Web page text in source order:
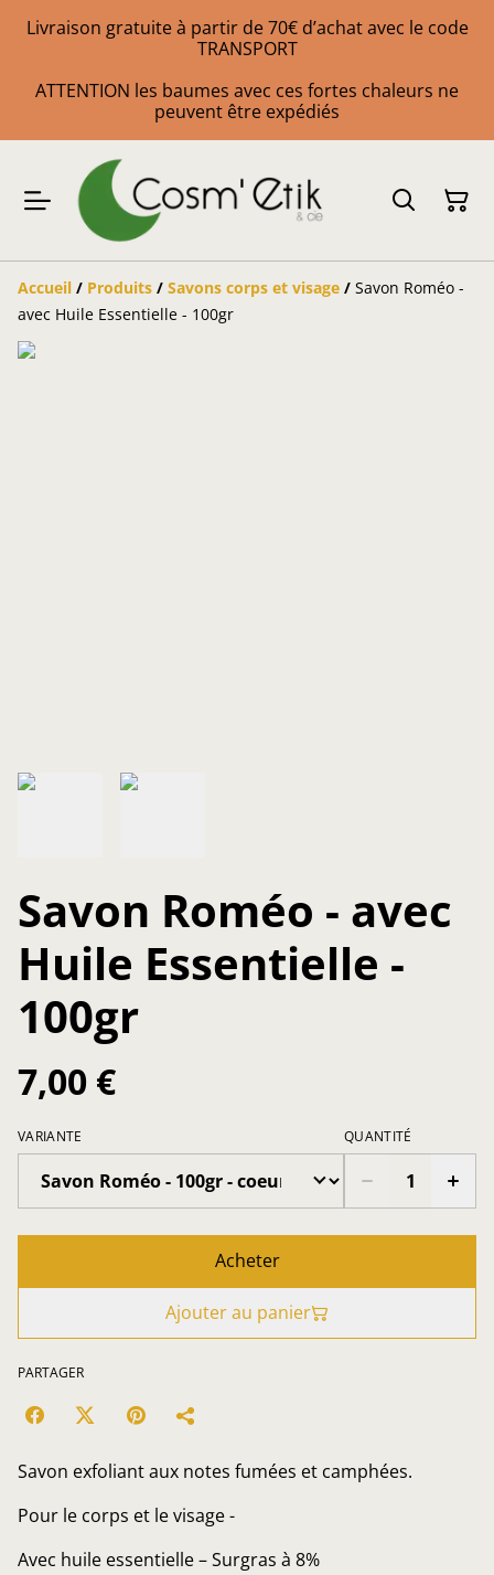
Livraison gratuite à partir de 70€ d’achat avec le code
TRANSPORT
ATTENTION les baumes avec ces fortes chaleurs ne
peuvent être expédiés
Accueil / Produits / Savons corps et visage / Savon Roméo -
avec Huile Essentielle - 100gr
Savon Roméo - avec
Huile Essentielle -
100gr
7,00 €
VARIANTE QUANTITÉ
Acheter
Ajouter au panier
PARTAGER
Savon exfoliant aux notes fumées et camphées.
Pour le corps et le visage -
Avec huile essentielle – Surgras à 8%